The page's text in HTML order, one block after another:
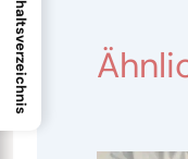
Inhaltsverzeichnis